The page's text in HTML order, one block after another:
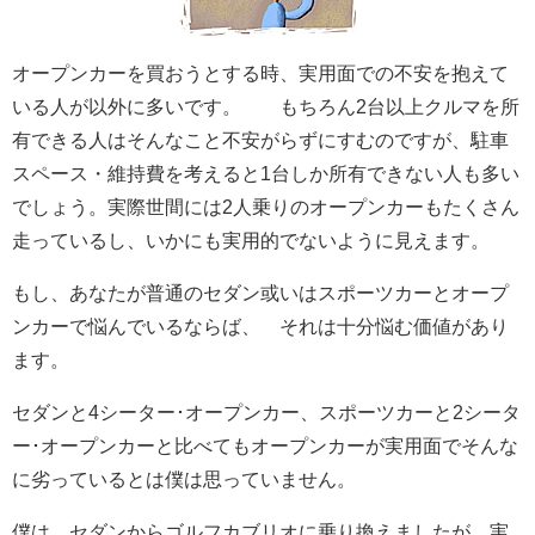
オープンカーを買おうとする時、実用面での不安を抱えて
いる人が以外に多いです。 もちろん2台以上クルマを所
有できる人はそんなこと不安がらずにすむのですが、駐車
スペース・維持費を考えると1台しか所有できない人も多い
でしょう。実際世間には2人乗りのオープンカーもたくさん
走っているし、いかにも実用的でないように見えます。
もし、あなたが普通のセダン或いはスポーツカーとオープ
ンカーで悩んでいるならば、 それは十分悩む価値があり
ます。
セダンと4シーター･オープンカー、スポーツカーと2シータ
ー･オープンカーと比べてもオープンカーが実用面でそんな
に劣っているとは僕は思っていません。